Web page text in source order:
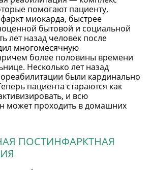
помогают пациенту,
миокарда, быстрее
бытовой и социальной
лет назад человек после
многомесячную
более половины времени
Несколько лет назад
были кардинально
пациента стараются как
и всю
может проходить в домашних
ПОСТИНФАРКТНАЯ